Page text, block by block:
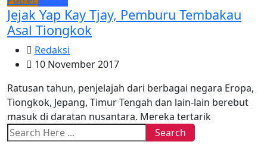
Jejak Yap Kay Tjay, Pemburu Tembakau
Asal Tiongkok
Redaksi
10 November 2017
Ratusan tahun, penjelajah dari berbagai negara Eropa,
Tiongkok, Jepang, Timur Tengah dan lain-lain berebut
masuk di daratan nusantara. Mereka tertarik
Search